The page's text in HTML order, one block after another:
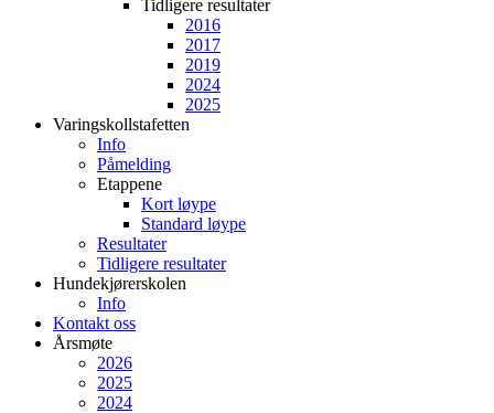
Tidligere resultater
2016
2017
2019
2024
2025
Varingskollstafetten
Info
Påmelding
Etappene
Kort løype
Standard løype
Resultater
Tidligere resultater
Hundekjørerskolen
Info
Kontakt oss
Årsmøte
2026
2025
2024